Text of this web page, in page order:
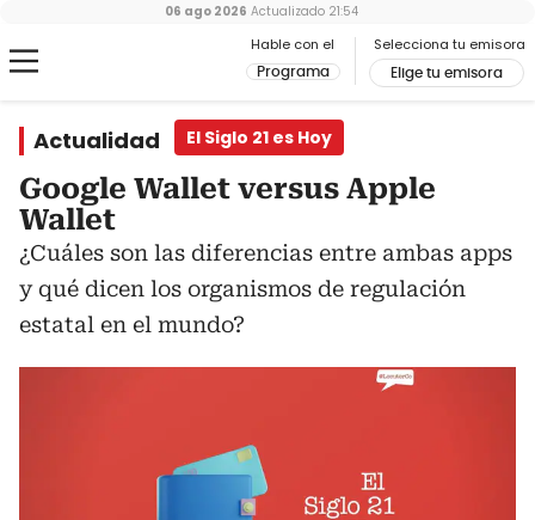
Hable con el
Programa
Selecciona tu emisora
Elige tu emisora
06 ago 2026 Actualizado 21:54
Actualidad El Siglo 21 es Hoy
Google Wallet versus Apple
Wallet
¿Cuáles son las diferencias entre ambas apps
y qué dicen los organismos de regulación
estatal en el mundo?